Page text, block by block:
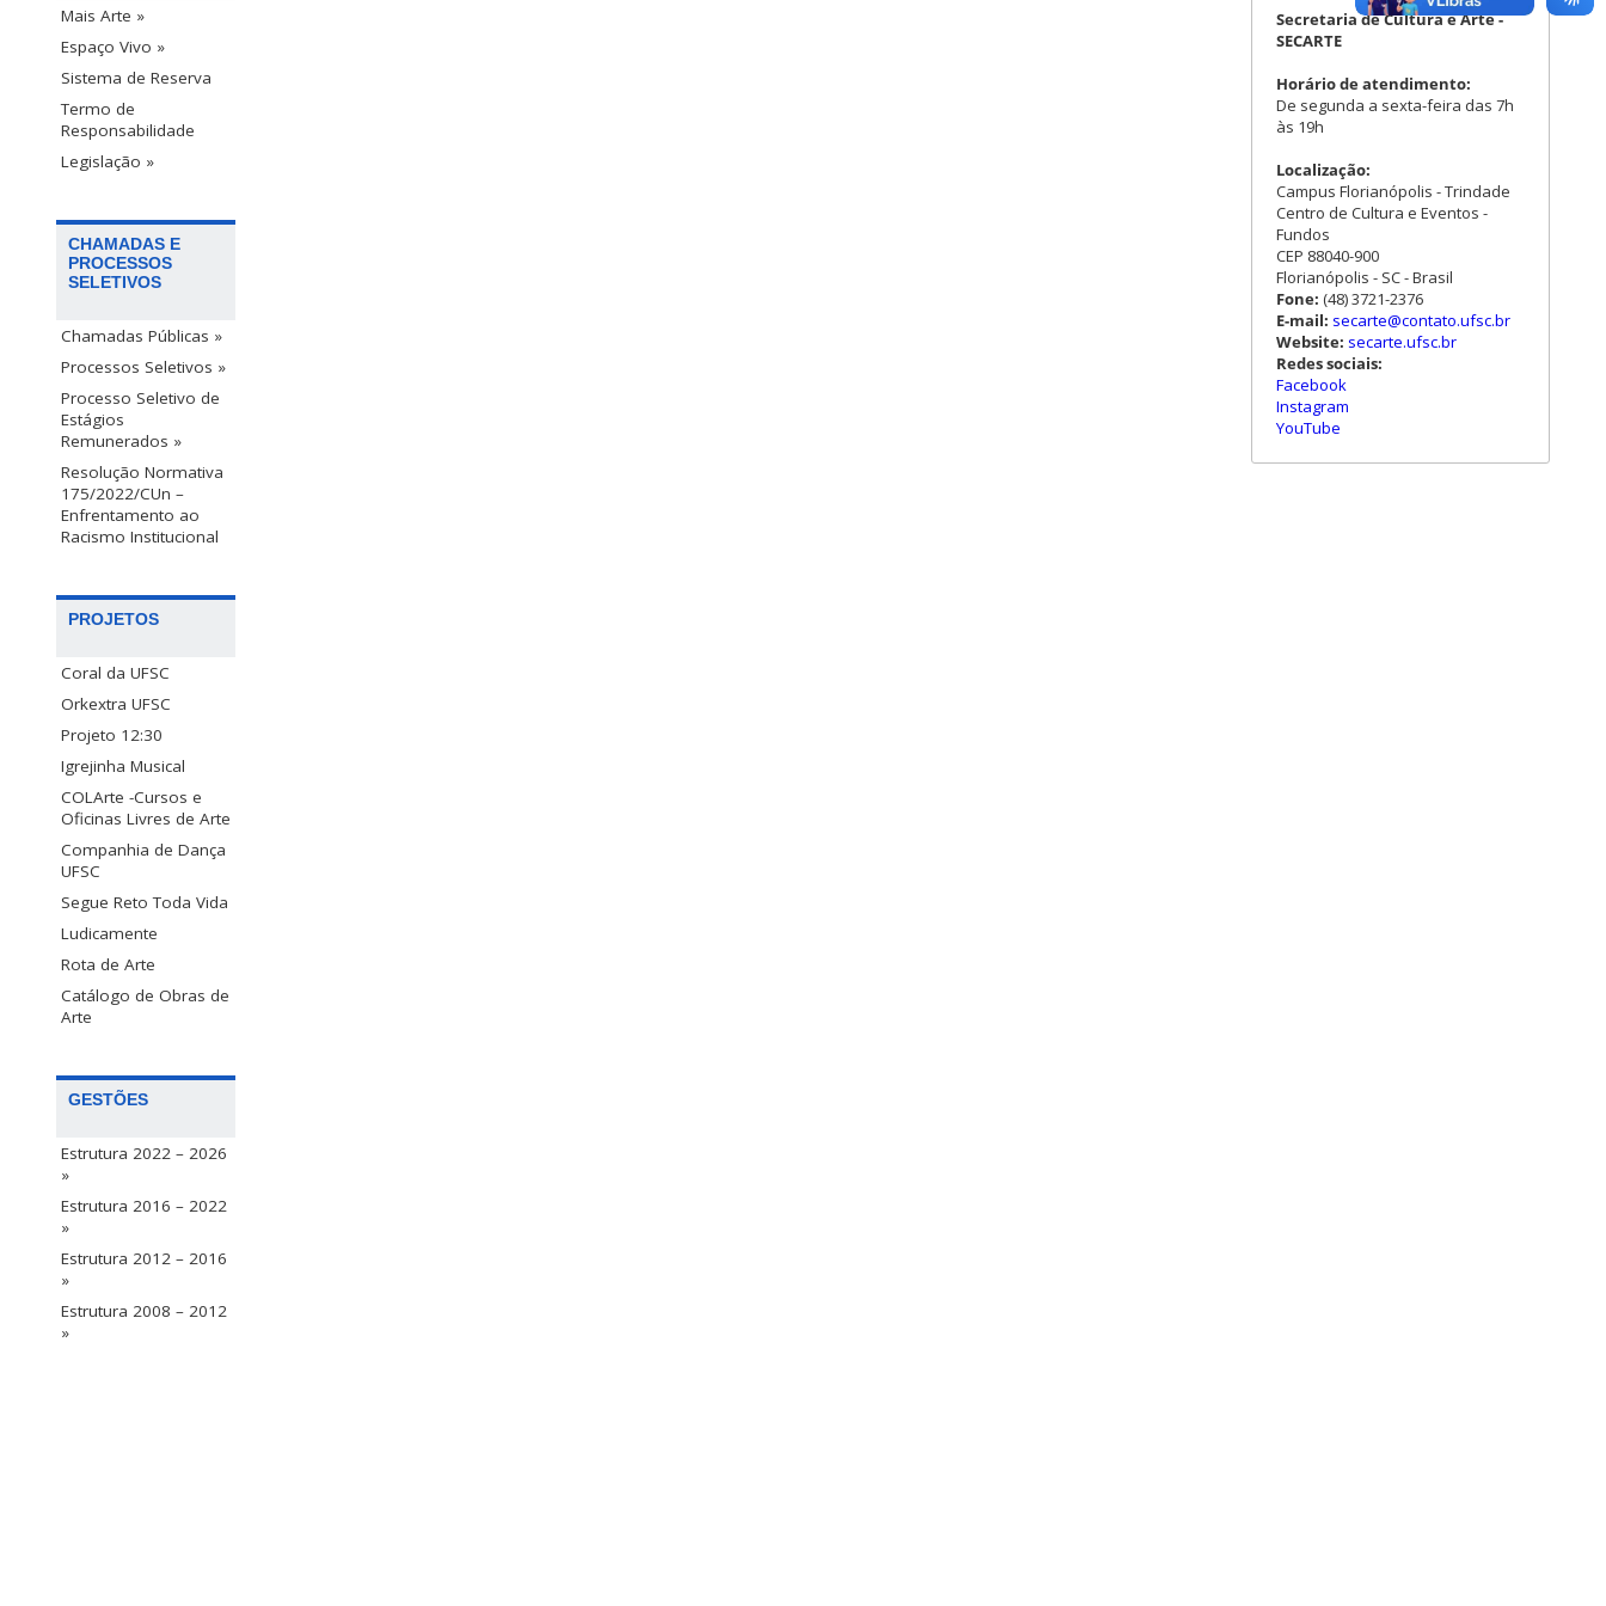
Mais Arte »
Espaço Vivo »
Sistema de Reserva
Termo de
Responsabilidade
Legislação »
CHAMADAS E
PROCESSOS
SELETIVOS
Chamadas Públicas »
Processos Seletivos »
Processo Seletivo de
Estágios
Remunerados »
Resolução Normativa
175/2022/CUn –
Enfrentamento ao
Racismo Institucional
PROJETOS
Coral da UFSC
Orkextra UFSC
Projeto 12:30
Igrejinha Musical
COLArte -Cursos e
Oficinas Livres de Arte
Companhia de Dança
UFSC
Segue Reto Toda Vida
Ludicamente
Rota de Arte
Catálogo de Obras de
Arte
GESTÕES
Estrutura 2022 – 2026
»
Estrutura 2016 – 2022
»
Estrutura 2012 – 2016
»
Estrutura 2008 – 2012
»
Secretaria de Cultura e Arte -
SECARTE
Horário de atendimento:
De segunda a sexta-feira das 7h
às 19h
Localização:
Campus Florianópolis - Trindade
Centro de Cultura e Eventos -
Fundos
CEP 88040-900
Florianópolis - SC - Brasil
Fone: (48) 3721-2376
E-mail: secarte@contato.ufsc.br
Website: secarte.ufsc.br
Redes sociais:
Facebook
Instagram
YouTube